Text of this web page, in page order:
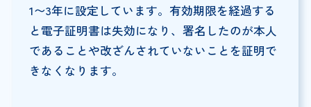
1〜3年に設定しています。有効期限を経過する
と電子証明書は失効になり、署名したのが本人
であることや改ざんされていないことを証明で
きなくなります。